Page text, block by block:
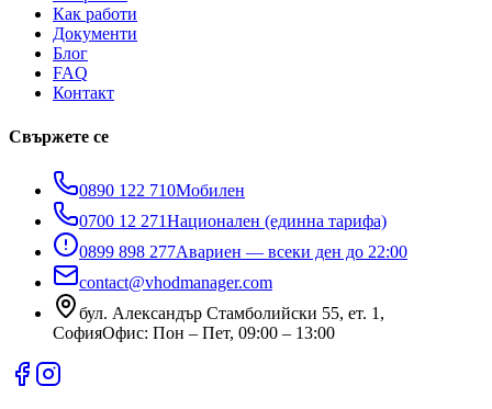
Как работи
Документи
Блог
FAQ
Контакт
Свържете се
0890 122 710Мобилен
0700 12 271Национален (единна тарифа)
0899 898 277Авариен — всеки ден до 22:00
contact@vhodmanager.com
бул. Александър Стамболийски 55, ет. 1 ,
СофияОфис: Пон – Пет, 09:00 – 13:00